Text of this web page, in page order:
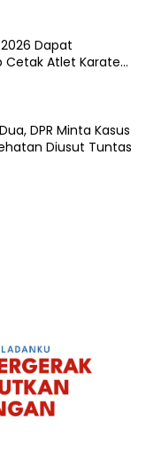
Dapat
Cetak Atlet Karate
DPR Minta Kasus
Diusut Tuntas